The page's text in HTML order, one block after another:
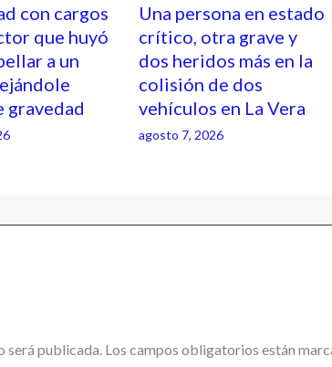
con cargos
que huyó
a un
gravedad
Una persona en estado
crítico, otra grave y
dos heridos más en la
colisión de dos
vehículos en La Vera
agosto 7, 2026
publicada. Los campos obligatorios están